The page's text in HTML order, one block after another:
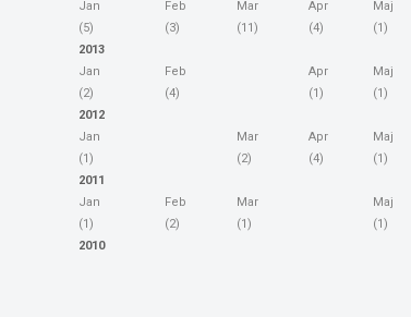
Jan
(5)
Feb
(3)
Mar
(11)
Apr
(4)
Maj
(1)
2013
Jan
(2)
Feb
(4)
Apr
(1)
Maj
(1)
2012
Jan
(1)
Mar
(2)
Apr
(4)
Maj
(1)
2011
Jan
(1)
Feb
(2)
Mar
(1)
Maj
(1)
2010